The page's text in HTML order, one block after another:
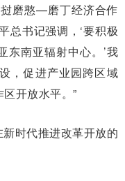
磨憨—磨丁经济合作
总书记强调，‘要积极
东南亚辐射中心。’我
，促进产业园跨区域
开放水平。”
时代推进改革开放的